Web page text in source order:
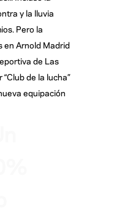
y la lluvia
Pero la
en Arnold Madrid
de Las
de la lucha”
equipación